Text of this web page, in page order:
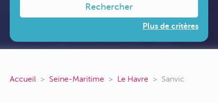
Rechercher
Plus de critères
Accueil Seine-Maritime Le Havre Sanvic